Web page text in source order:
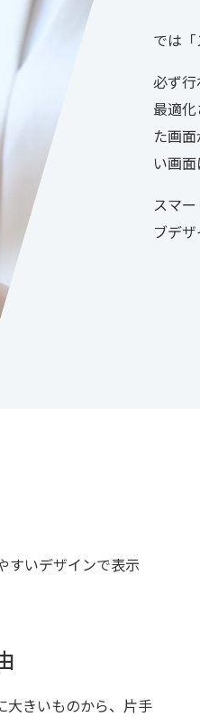
では
必ず
最適
た画
い画
スマ
ブデ
すいデザインで表示
大きいものから、片手